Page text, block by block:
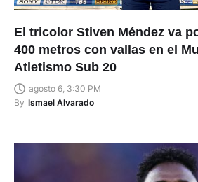
El tricolor Stiven Méndez va
400 metros con vallas en el
Atletismo Sub 20
agosto 6, 3:30 PM
By Ismael Alvarado